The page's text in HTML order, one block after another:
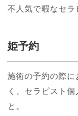
不人気で暇なセラ
姫予約
施術の予約の際
く、セラピスト
と。